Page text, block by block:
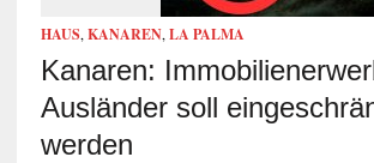
HAUS,KANAREN,LA PALMA
Kanaren:
Ausländer soll
werden